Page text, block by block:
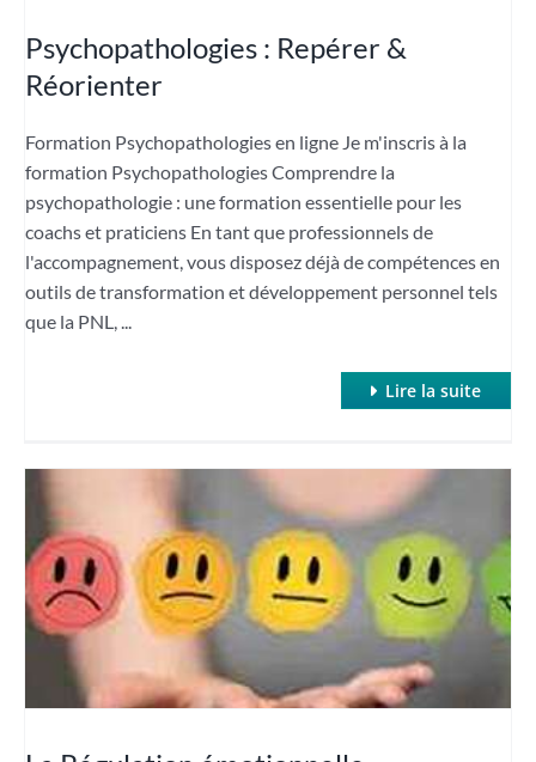
Psychopathologies : Repérer &
Réorienter
Formation Psychopathologies en ligne Je m'inscris à la
formation Psychopathologies Comprendre la
psychopathologie : une formation essentielle pour les
coachs et praticiens En tant que professionnels de
l'accompagnement, vous disposez déjà de compétences en
outils de transformation et développement personnel tels
que la PNL, ...
Lire la suite